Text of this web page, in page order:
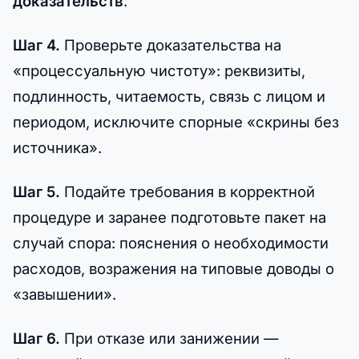
Шаг 4. Проверьте доказательства на
«процессуальную чистоту»: реквизиты,
подлинность, читаемость, связь с лицом и
периодом, исключите спорные «скрины без
источника».
Шаг 5. Подайте требования в корректной
процедуре и заранее подготовьте пакет на
случай спора: пояснения о необходимости
расходов, возражения на типовые доводы о
«завышении».
Шаг 6. При отказе или занижении —